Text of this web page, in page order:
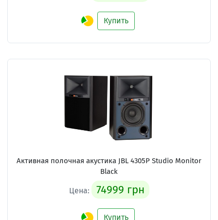
Купить
Активная полочная акустика JBL 4305P Studio Monitor
Black
Цена: 74999 грн
Купить